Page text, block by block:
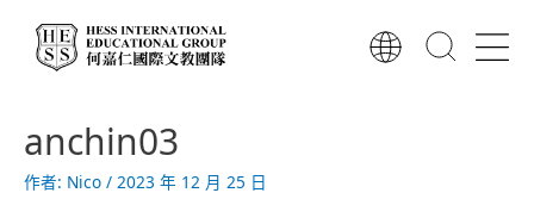
anchin03
作者: Nico / 2023 年 12 月 25 日